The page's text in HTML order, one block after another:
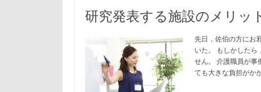
研究発表する施設のメリッ
先日，佐伯の方にお
いた。 もしかしたら
せん。 介護職員が事
ても大きな負担がか